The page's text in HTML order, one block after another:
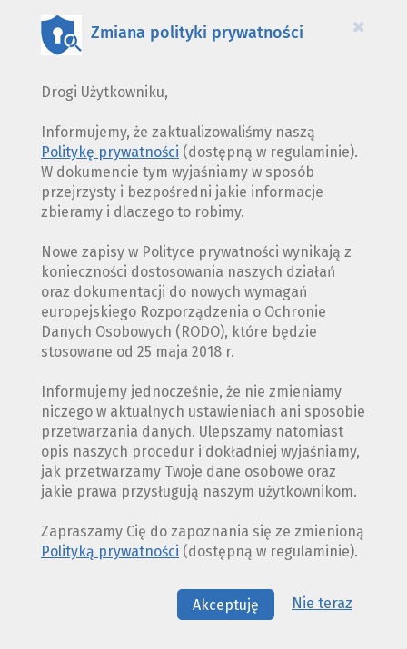
×
Zmiana polityki prywatności
Drogi Użytkowniku,
Informujemy, że zaktualizowaliśmy naszą
Politykę prywatności (dostępną w regulaminie).
W dokumencie tym wyjaśniamy w sposób
przejrzysty i bezpośredni jakie informacje
zbieramy i dlaczego to robimy.
Nowe zapisy w Polityce prywatności wynikają z
konieczności dostosowania naszych działań
oraz dokumentacji do nowych wymagań
europejskiego Rozporządzenia o Ochronie
Danych Osobowych (RODO), które będzie
stosowane od 25 maja 2018 r.
Informujemy jednocześnie, że nie zmieniamy
niczego w aktualnych ustawieniach ani sposobie
przetwarzania danych. Ulepszamy natomiast
opis naszych procedur i dokładniej wyjaśniamy,
jak przetwarzamy Twoje dane osobowe oraz
jakie prawa przysługują naszym użytkownikom.
Zapraszamy Cię do zapoznania się ze zmienioną
Polityką prywatności (dostępną w regulaminie).
Akceptuję Nie teraz